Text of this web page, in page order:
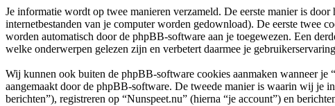
Je informatie wordt op twee manieren verzameld. De eerste manier is
internetbestanden van je computer worden gedownload). De eerste twee
worden automatisch door de phpBB-software aan je toegewezen. Een
welke onderwerpen gelezen zijn en verbetert daarmee je
Wij kunnen ook buiten de phpBB-software cookies aanmaken wanneer je
aangemaakt door de phpBB-software. De tweede manier is waarin wij je
berichten”), registreren op “Nunspeet.nu” (hierna “je account”) en